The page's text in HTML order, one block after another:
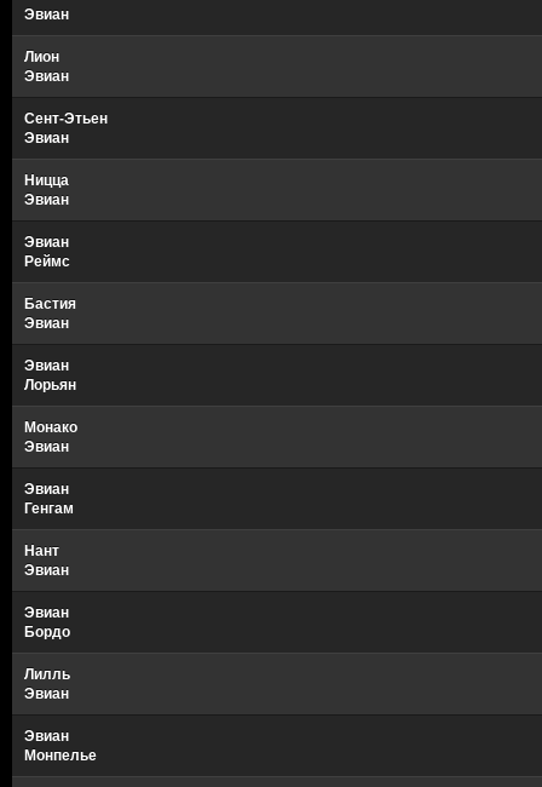
Эвиан
Лион
Эвиан
Сент-Этьен
Эвиан
Ницца
Эвиан
Эвиан
Реймс
Бастия
Эвиан
Эвиан
Лорьян
Монако
Эвиан
Эвиан
Генгам
Нант
Эвиан
Эвиан
Бордо
Лилль
Эвиан
Эвиан
Монпелье